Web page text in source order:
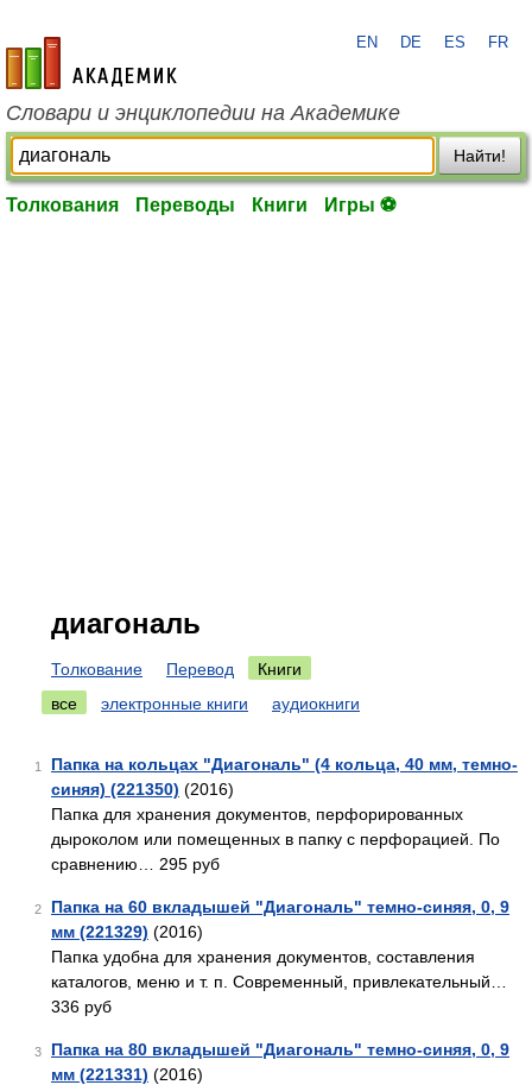
academic.ru
EN DE ES FR
Словари и энциклопедии на Академике
Найти!
Толкования Переводы Книги Игры ⚽
диагональ
Толкование Перевод
Книги
все
электронные книги аудиокниги
1
Папка на кольцах "Диагональ" (4 кольца, 40 мм, темно-
синяя) (221350) (2016)
Папка для хранения документов, перфорированных
дыроколом или помещенных в папку с перфорацией. По
сравнению… 295 руб
2
Папка на 60 вкладышей "Диагональ" темно-синяя, 0, 9
мм (221329) (2016)
Папка удобна для хранения документов, составления
каталогов, меню и т. п. Современный, привлекательный…
336 руб
3
Папка на 80 вкладышей "Диагональ" темно-синяя, 0, 9
мм (221331) (2016)